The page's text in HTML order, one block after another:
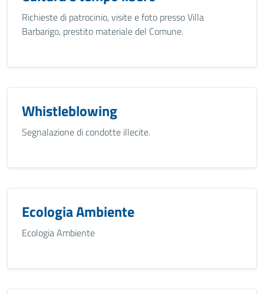
Richieste di patrocinio, visite e foto presso Villa
Barbarigo, prestito materiale del Comune.
Whistleblowing
Segnalazione di condotte illecite.
Ecologia Ambiente
Ecologia Ambiente